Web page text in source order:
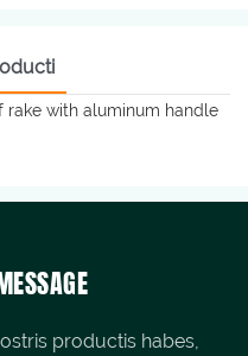
productis habes,